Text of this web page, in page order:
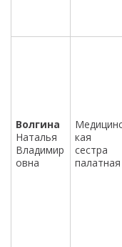
Волгина
Наталья
Владимир
овна
кая
сестра
палатная